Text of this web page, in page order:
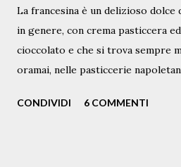
La francesina è un delizioso
in genere, con crema pasticcera
cioccolato e che si trova sempre
oramai, nelle pasticcerie
sfoglia inversa ( la pâte feuilletée
CONDIVIDI 6 COMMENTI